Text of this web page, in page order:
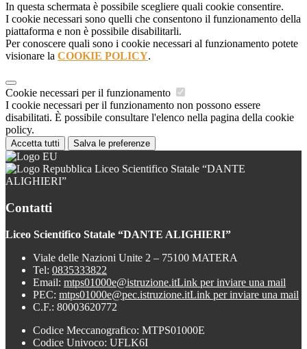
In questa schermata è possibile scegliere quali cookie consentire.
I cookie necessari sono quelli che consentono il funzionamento della
piattaforma e non è possibile disabilitarli.
Per conoscere quali sono i cookie necessari al funzionamento potete
visionare la COOKIE POLICY.
Cookie necessari per il funzionamento
I cookie necessari per il funzionamento non possono essere
disabilitati. È possibile consultare l'elenco nella pagina della cookie
policy.
Accetta tutti Salva le preferenze
Liceo Scientifico Statale “DANTE
ALIGHIERI”
Contatti
Liceo Scientifico Statale “DANTE ALIGHIERI”
Viale delle Nazioni Unite 2 – 75100 MATERA
Tel: 0835333822
Email: mtps01000e@istruzione.itLink per inviare una mail
PEC: mtps01000e@pec.istruzione.itLink per inviare una mail
C.F.: 80003620772
Codice Meccanografico: MTPS01000E
Codice Univoco: UFLK6I